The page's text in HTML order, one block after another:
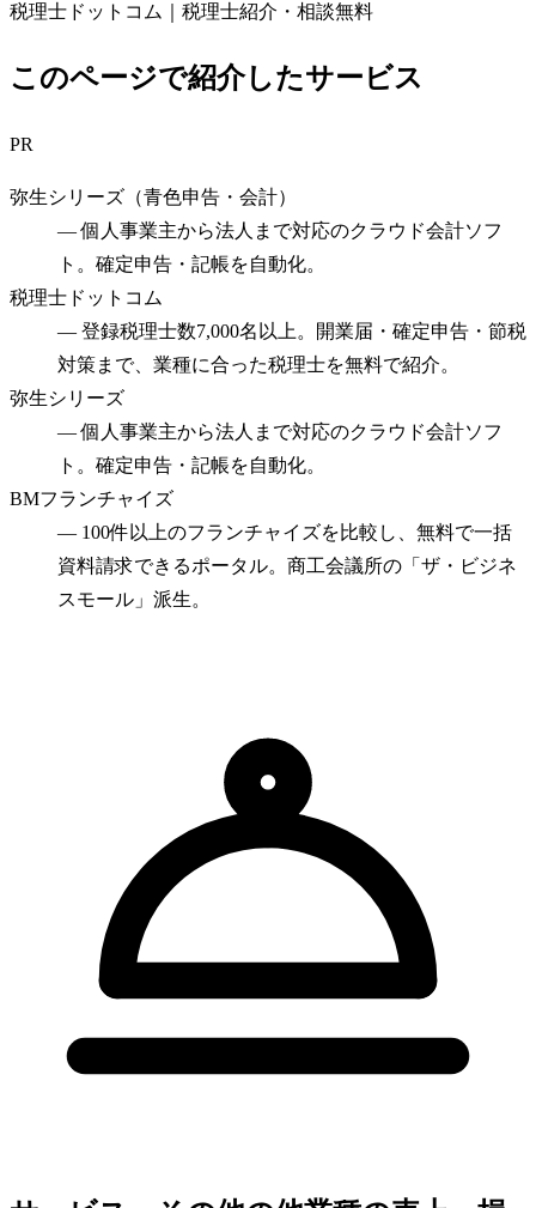
税理士ドットコム｜税理士紹介・相談無料
このページで紹介したサービス
PR
弥生シリーズ（青色申告・会計）
—個人事業主から法人まで対応のクラウド会計ソフ
ト。確定申告・記帳を自動化。
税理士ドットコム
— 登録税理士数7,000名以上。開業届・確定申告・節税
対策まで、業種に合った税理士を無料で紹介。
弥生シリーズ
—個人事業主から法人まで対応のクラウド会計ソフ
ト。確定申告・記帳を自動化。
BMフランチャイズ
— 100件以上のフランチャイズを比較し、無料で一括
資料請求できるポータル。商工会議所の「ザ・ビジネ
スモール」派生。